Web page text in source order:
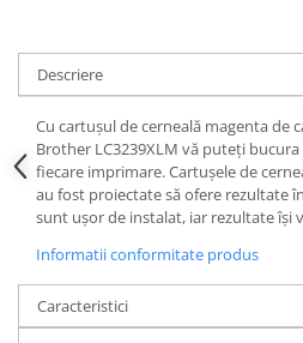
Descriere
Cu cartușul de cerneală magenta de
Brother LC3239XLM vă puteți
fiecare imprimare. Cartușele de
au fost proiectate să ofere rezultate
sunt ușor de instalat, iar rezultate își
Informatii conformitate produs
Caracteristici